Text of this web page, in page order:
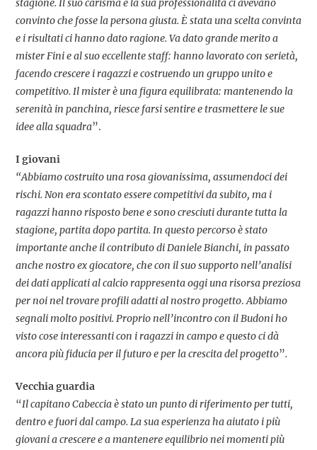
stagione. Il suo carisma e la sua professionalità ci avevano
convinto che fosse la persona giusta. È stata una scelta convinta
e i risultati ci hanno dato ragione. Va dato grande merito a
mister Fini e al suo eccellente staff: hanno lavorato con serietà,
facendo crescere i ragazzi e costruendo un gruppo unito e
competitivo. Il mister è una figura equilibrata: mantenendo la
serenità in panchina, riesce farsi sentire e trasmettere le sue
idee alla squadra”.
I giovani
“Abbiamo costruito una rosa giovanissima, assumendoci dei
rischi. Non era scontato essere competitivi da subito, ma i
ragazzi hanno risposto bene e sono cresciuti durante tutta la
stagione, partita dopo partita. In questo percorso è stato
importante anche il contributo di Daniele Bianchi, in passato
anche nostro ex giocatore, che con il suo supporto nell’analisi
dei dati applicati al calcio rappresenta oggi una risorsa preziosa
per noi nel trovare profili adatti al nostro progetto.Abbiamo
segnali molto positivi. Proprio nell’incontro con il Budoni ho
visto cose interessanti con i ragazzi in campo e questo ci dà
ancora più fiducia per il futuro e per la crescita del progetto”.
Vecchia guardia
“Il capitano Cabeccia è stato un punto di riferimento per tutti,
dentro e fuori dal campo. La sua esperienza ha aiutato i più
giovani a crescere e a mantenere equilibrio nei momenti più